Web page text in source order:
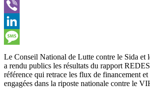
Telegram
Viber
LinkedIn
Message
Le Conseil National de Lutte contre le Sida
a rendu publics les résultats du rapport
référence qui retrace les flux de financement et
engagées dans la riposte nationale contre le